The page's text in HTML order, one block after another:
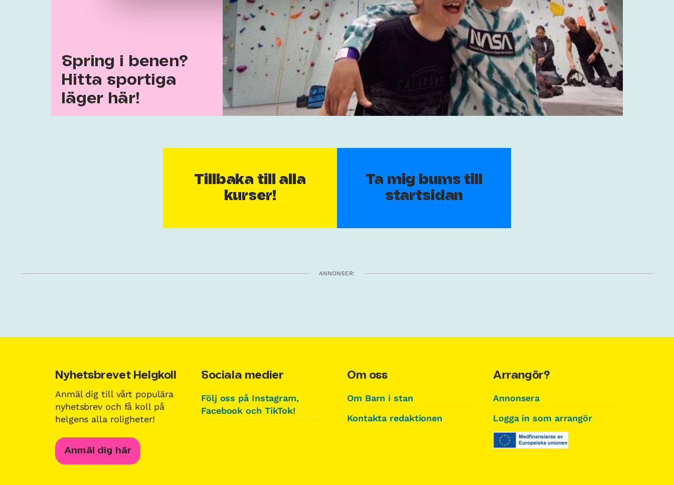
Spring i benen?
Hitta sportiga
läger här!
Tillbaka till alla
kurser!
Ta mig bums till
startsidan
ANNONSER:
Nyhetsbrevet Helgkoll
Anmäl dig till vårt populära
nyhetsbrev och få koll på
helgens alla roligheter!
Anmäl dig här
Sociala medier
Följ oss på Instagram,
Facebook och TikTok!
Om oss
Om Barn i stan
Kontakta redaktionen
Arrangör?
Annonsera
Logga in som arrangör